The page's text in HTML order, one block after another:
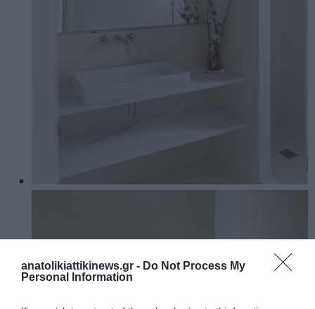
anatolikiattikinews.gr - Do Not Process My
Personal Information